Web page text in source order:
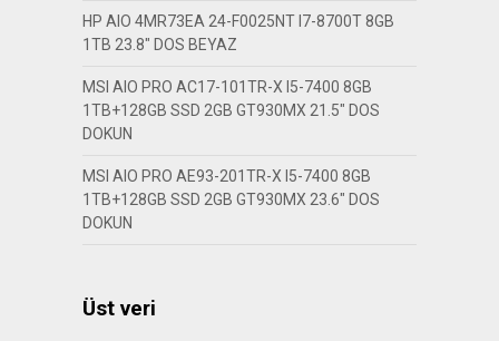
HP AIO 4MR73EA 24-F0025NT I7-8700T 8GB
1TB 23.8″ DOS BEYAZ
MSI AIO PRO AC17-101TR-X I5-7400 8GB
1TB+128GB SSD 2GB GT930MX 21.5″ DOS
DOKUN
MSI AIO PRO AE93-201TR-X I5-7400 8GB
1TB+128GB SSD 2GB GT930MX 23.6″ DOS
DOKUN
Üst veri